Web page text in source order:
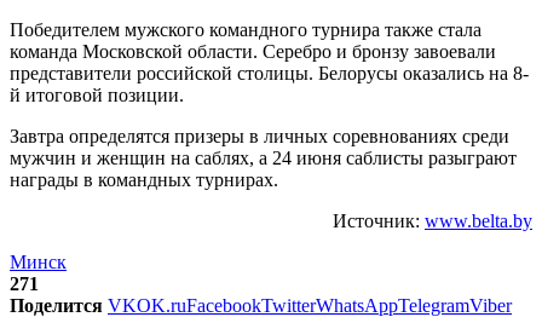
Победителем мужского командного турнира также стала
команда Московской области. Серебро и бронзу завоевали
представители российской столицы. Белорусы оказались на 8-
й итоговой позиции.
Завтра определятся призеры в личных соревнованиях среди
мужчин и женщин на саблях, а 24 июня саблисты разыграют
награды в командных турнирах.
Источник: www.belta.by
Минск
271
Поделится VKOK.ruFacebookTwitterWhatsAppTelegramViber